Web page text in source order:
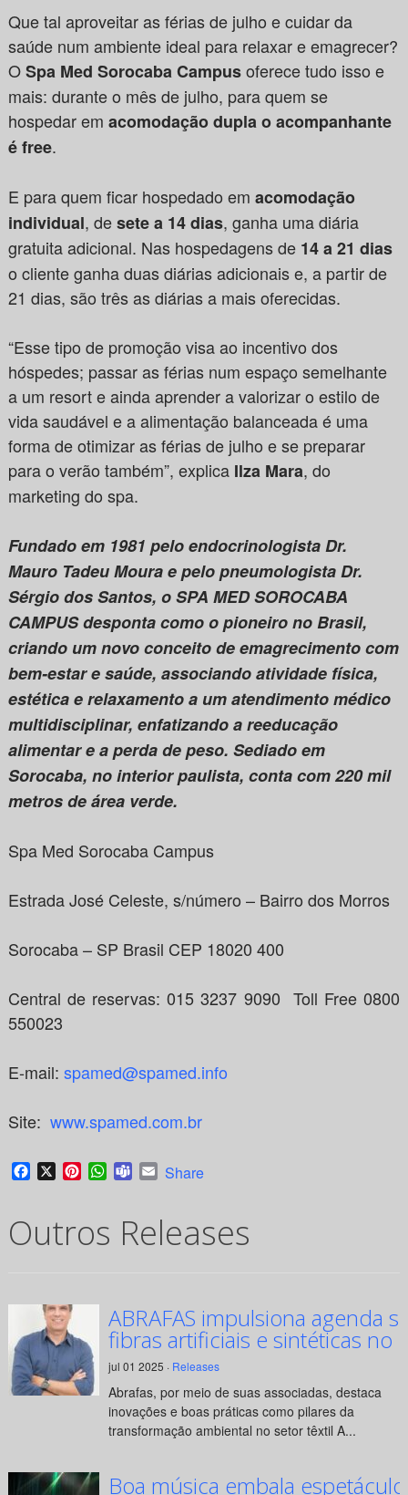
Que tal aproveitar as férias de julho e cuidar da
saúde num ambiente ideal para relaxar e emagrecer?
OSpa Med Sorocaba Campusoferece tudo isso e
mais: durante o mês de julho, para quem se
hospedar em acomodação dupla o acompanhante
é free.
E para quem ficar hospedado em acomodação
individual, desete a 14 dias, ganha uma diária
gratuita adicional. Nas hospedagens de 14 a 21 dias
o cliente ganha duas diárias adicionais e, a partir de
21 dias, são três as diárias a mais oferecidas.
“Esse tipo de promoção visa ao incentivo dos
hóspedes; passar as férias num espaço semelhante
a um resort e ainda aprender a valorizar o estilo de
vida saudável e a alimentação balanceada é uma
forma de otimizar as férias de julho e se preparar
para o verão também”, explica Ilza Mara, do
marketing do spa.
Fundado em 1981 pelo endocrinologista Dr.
Mauro Tadeu Moura e pelo pneumologista Dr.
Sérgio dos Santos, o SPA MED SOROCABA
CAMPUS desponta como o pioneiro no Brasil,
criando um novo conceito de emagrecimento com
bem-estar e saúde, associando atividade física,
estética e relaxamento a um atendimento médico
multidisciplinar, enfatizando a reeducação
alimentar e a perda de peso. Sediado em
Sorocaba, no interior paulista, conta com 220 mil
metros de área verde.
Spa Med Sorocaba Campus
Estrada José Celeste, s/número – Bairro dos Morros
Sorocaba – SP Brasil CEP 18020 400
Central de reservas: 015 3237 9090 Toll Free 0800
550023
E-mail: spamed@spamed.info
Site: www.spamed.com.br
Facebook
X PinterestWhatsApp
TeamsEmail
Share
Outros Releases
ABRAFAS impulsiona agenda
fibras artificiais e sintéticas no
jul 01 2025 · Releases
Abrafas, por meio de suas associadas, destaca
inovações e boas práticas como pilares da
transformação ambiental no setor têxtil A...
Boa música embala